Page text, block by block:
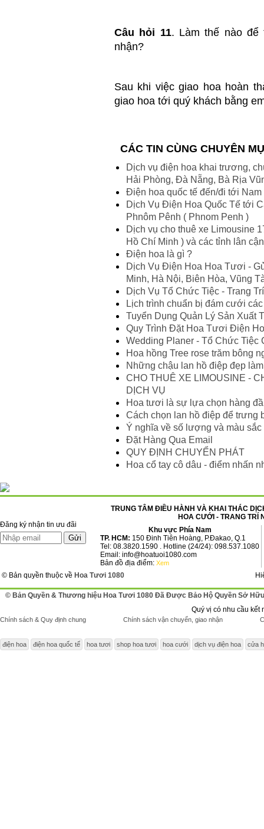
Câu hỏi 11. Làm thế nào
nhận?
Sau khi việc giao hoa hoàn
giao hoa tới quý khách bằng
CÁC TIN CÙNG CHUYÊN
Dịch vụ điện hoa khai trương,
Hải Phòng, Đà Nẵng, Bà Rịa
Điện hoa quốc tế đến/đi tới Nam
Dịch Vụ Điện Hoa Quốc Tế tới
Phnôm Pênh ( Phnom Penh )
Dịch vụ cho thuê xe Limousine
Hồ Chí Minh ) và các tỉnh lân
Điện hoa là gì ?
Dịch Vụ Điện Hoa Hoa Tươi -
Minh, Hà Nội, Biên Hòa, Vũng
Dịch Vụ Tổ Chức Tiệc - Trang
Lịch trình chuẩn bị đám cưới
Tuyển Dụng Quản Lý Sản Xuất
Quy Trình Đặt Hoa Tươi Điện
Wedding Planer - Tổ Chức
Hoa hồng Tree rose trăm bông
Những chậu lan hồ điệp đẹp
CHO THUÊ XE LIMOUSINE -
DỊCH VỤ
Hoa tươi là sự lựa chọn hàng
Cách chọn lan hồ điệp để trưng
Ý nghĩa về số lượng và màu sắc
Đặt Hàng Qua Email
QUY ĐỊNH CHUYỂN PHÁT
Hoa cổ tay cô dâu - điểm nhấn
Đăng ký nhận tin ưu đãi
TRUNG TÂM ĐIỀU HÀNH VÀ KHAI THÁC
HOA CƯỚI - TRANG TRÍ
Khu vực Phía Nam
TP. HCM: 150 Đinh Tiên Hoàng, P.Đakao, Q.1
Tel: 08.3820.1590 . Hotline (24/24): 098.537.1080
Email: info@hoatuoi1080.com
Bản đồ địa điểm: Xem
© Bản quyền thuộc về Hoa Tươi 1080
© Bản Quyền & Thương hiệu Hoa Tươi 1080 Đã Được Bảo Hộ Quyền Sở Hữu
Quý vị có nhu cầu kết
Chính sách & Quy định chung Chính sách vận chuyển, giao nhận
điện hoa điện hoa quốc tế hoa tươi shop hoa tươi hoa cưới dịch vụ điện hoa cửa